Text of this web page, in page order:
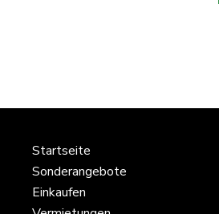
Startseite
Sonderangebote
Einkaufen